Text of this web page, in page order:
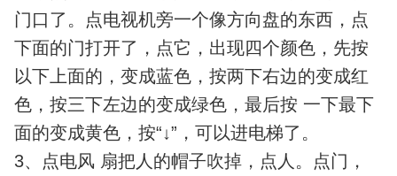
门口了。点电视机旁一个像方向盘的东西，点
下面的门打开了，点它，出现四个颜色，先按
以下上面的，变成蓝色，按两下右边的变成红
色，按三下左边的变成绿色，最后按 一下最下
面的变成黄色，按“↓”，可以进电梯了。
3、点电风 扇把人的帽子吹掉，点人。点门，